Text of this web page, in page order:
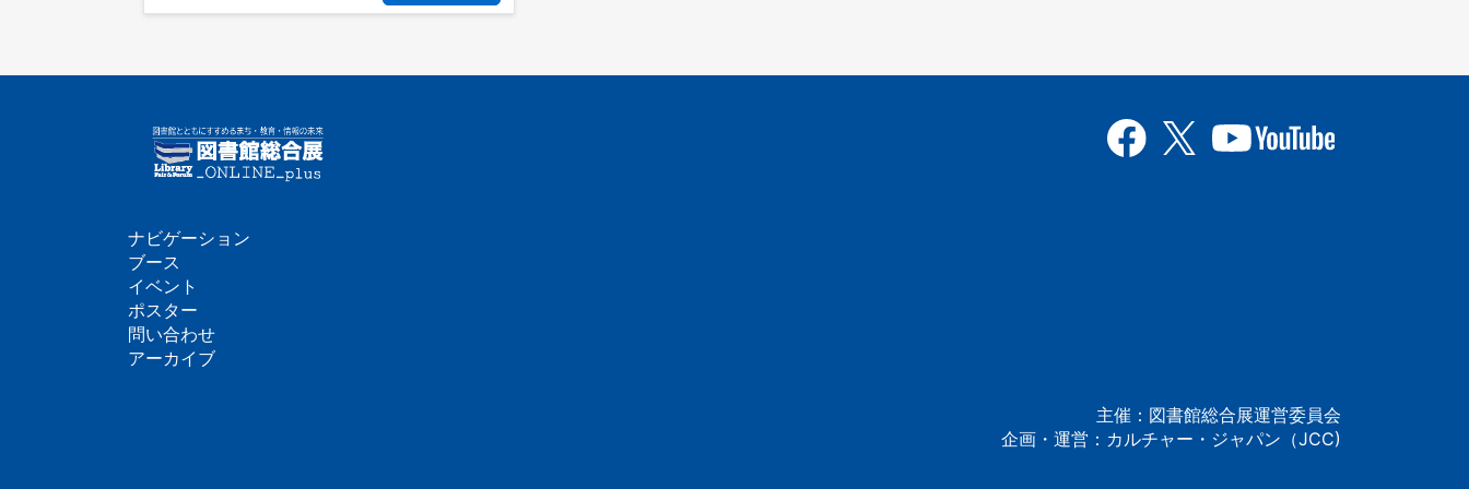
フ
ッ
タ
ナビゲーション
ブース
イベント
ポスター
問い合わせ
アーカイブ
主催：図書館総合展運営委員会
企画・運営：カルチャー・ジャパン（JCC)